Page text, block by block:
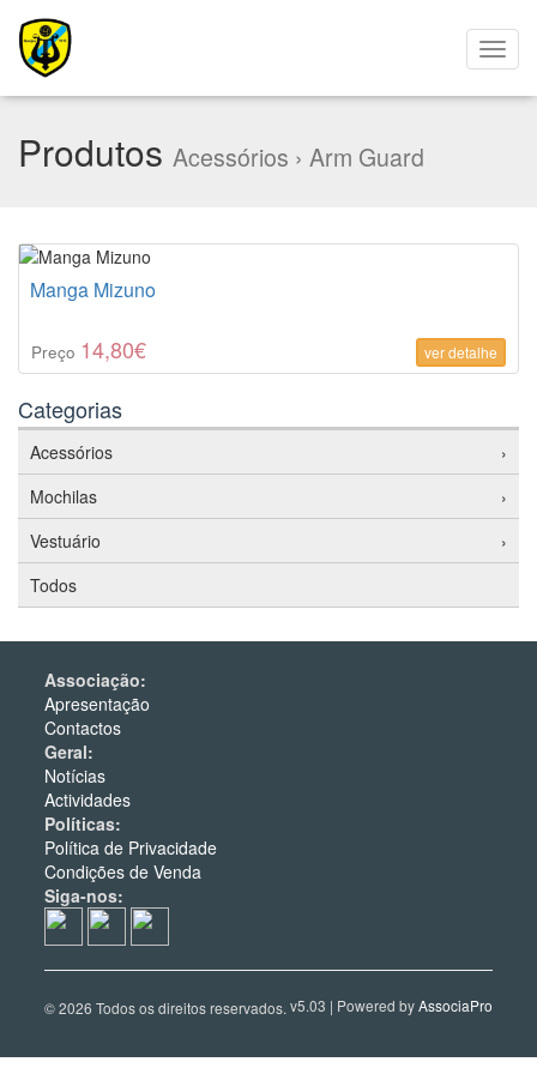
Produtos Acessórios › Arm Guard
Manga Mizuno
ver detalhe
Preço 14,80€
Categorias
Acessórios
›
Mochilas
›
Vestuário
›
Todos
Associação:
Apresentação
Contactos
Geral:
Notícias
Actividades
Políticas:
Política de Privacidade
Condições de Venda
Siga-nos:
© 2026 Todos os direitos reservados. v5.03 | Powered byAssociaPro